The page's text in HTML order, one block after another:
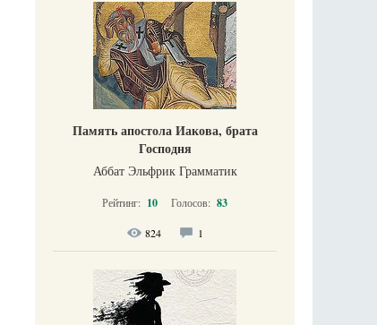
Память апостола Иакова, брата
Господня
Аббат Эльфрик Грамматик
Рейтинг: 10 Голосов: 83
824 1